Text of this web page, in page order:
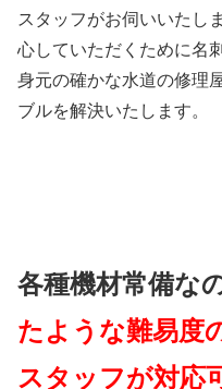
スタッフがお伺いいたし
心していただくために名
身元の確かな水道の修理
ブルを解決いたします。
各種機材常備な
たような難易度
スタッフが対応